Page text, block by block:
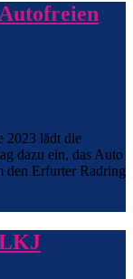
2023 lädt die
dazu ein, das Auto
den Erfurter Radring